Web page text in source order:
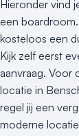
Hieronder vind
een
kosteloos een
Kijk zelf eerst
aanvraag. Voor
locatie in
regel jij een
moderne